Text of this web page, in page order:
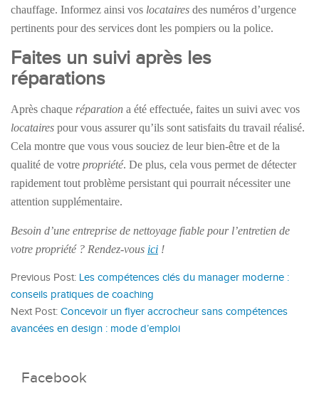
chauffage. Informez ainsi vos locataires des numéros d’urgence
pertinents pour des services dont les pompiers ou la police.
Faites un suivi après les
réparations
Après chaque réparation a été effectuée, faites un suivi avec vos
locataires pour vous assurer qu’ils sont satisfaits du travail réalisé.
Cela montre que vous vous souciez de leur bien-être et de la
qualité de votre propriété. De plus, cela vous permet de détecter
rapidement tout problème persistant qui pourrait nécessiter une
attention supplémentaire.
Besoin d’une entreprise de nettoyage fiable pour l’entretien de
votre propriété ? Rendez-vous ici !
Previous Post: Les compétences clés du manager moderne :
conseils pratiques de coaching
Next Post: Concevoir un flyer accrocheur sans compétences
avancées en design : mode d’emploi
Facebook